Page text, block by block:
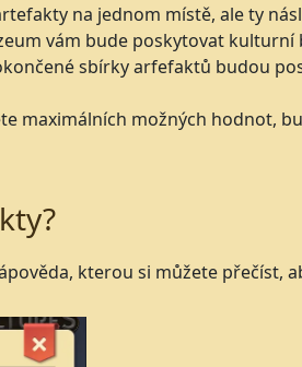
na jednom místě, ale ty
vám bude poskytovat
sbírky arfefaktů budou
maximálních možných hodnot,
kterou si můžete přečíst,